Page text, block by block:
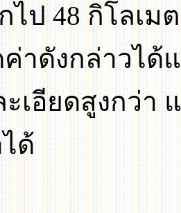
ไป48กิโลเ
าดังกล่าวได้
เอียดสูงกว่า
ด้